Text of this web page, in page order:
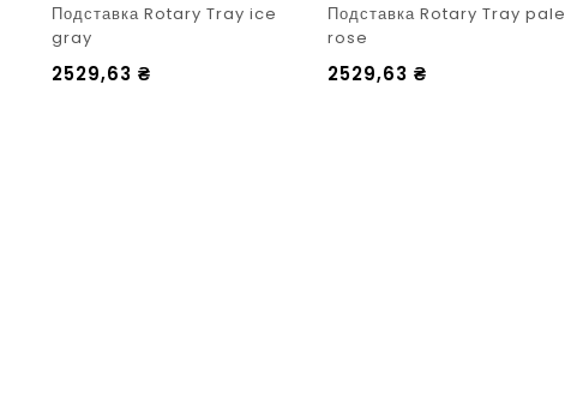
Подставка Rotary Tray ice
gray
2529,63 ₴
Подставка Rotary Tray pale
rose
2529,63 ₴